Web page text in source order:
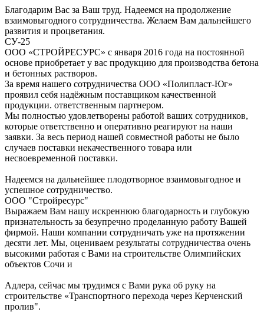
Благодарим Вас за Ваш труд. Надеемся на продолжение
взаимовыгодного сотрудничества. Желаем Вам дальнейшего
развития и процветания.
СУ-25
ООО «СТРОЙРЕСУРС» с января 2016 года на постоянной
основе приобретает у вас продукцию для производства бетона
и бетонных растворов.
За время нашего сотрудничества ООО «Полипласт-Юг»
проявил себя надёжным поставщиком качественной
продукции. ответственным партнером.
Мы полностью удовлетворены работой ваших сотрудников,
которые ответственно и оперативно реагируют на наши
заявки. За весь период нашей совместной работы не было
случаев поставки некачественного товара или
несвоевременной поставки.
Надеемся на дальнейшее плодотворное взаимовыгодное и
успешное сотрудничество.
ООО "Стройресурс"
Выражаем Вам нашу искреннюю благодарность и глубокую
признательность за безупречно проделанную работу Вашей
фирмой. Наши компании сотрудничать уже на протяжении
десяти лет. Мы, оцениваем результаты сотрудничества очень
высокими работая с Вами на строительстве Олимпийских
объектов Сочи и
Адлера, сейчас мы трудимся с Вами рука об руку на
строительстве «Транспортного перехода через Керченский
пролив".